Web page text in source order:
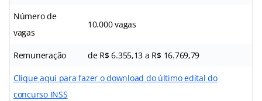
Número de
vagas
10.000 vagas
Remuneração de R$ 6.355,13 a R$ 16.769,79
Clique aqui para fazer o download do último edital do
concurso INSS